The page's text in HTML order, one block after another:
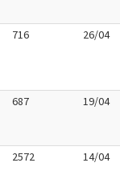
716 26/04
687 19/04
2572 14/04